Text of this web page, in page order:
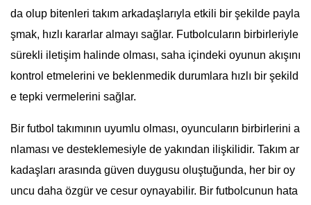
da olup bitenleri takım arkadaşlarıyla etkili bir şekilde payla
şmak, hızlı kararlar almayı sağlar. Futbolcuların birbirleriyle
sürekli iletişim halinde olması, saha içindeki oyunun akışını
kontrol etmelerini ve beklenmedik durumlara hızlı bir şekild
e tepki vermelerini sağlar.
Bir futbol takımının uyumlu olması, oyuncuların birbirlerini a
nlaması ve desteklemesiyle de yakından ilişkilidir. Takım ar
kadaşları arasında güven duygusu oluştuğunda, her bir oy
uncu daha özgür ve cesur oynayabilir. Bir futbolcunun hata